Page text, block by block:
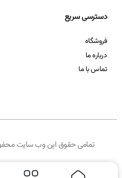
دسترسی سریع
فروشگاه
درباره ما
تماس با ما
تمامی حقوق این وب سایت